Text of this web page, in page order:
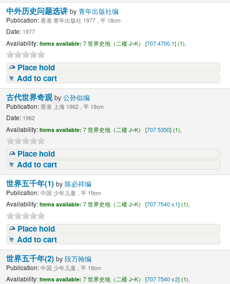
中外历史问题选讲by青年出版社编
Publication: 香港 青年出版社 1977 , 平 18cm
Date: 1977
Availability: Items available: 7 世界史地（二楼 J~K） [707 4700.1] (1),
Place hold
Add to cart
古代世界奇观by公孙似编
Publication: 香港 上海 1962 , 平 19cm
Date: 1962
Availability: Items available: 7 世界史地（二楼 J~K） [707 5350] (1),
Place hold
Add to cart
世界五千年(1)by陈必祥编
Publication: 中国 少年儿童 , 平 19cm
Availability: Items available: 7 世界史地（二楼 J~K） [707 7540 v.1] (1),
Place hold
Add to cart
世界五千年(2)by段万翰编
Publication: 中国 少年儿童 , 平 19cm
Availability: Items available: 7 世界史地（二楼 J~K） [707 7540 v.2] (1),